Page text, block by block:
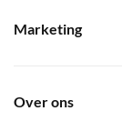
Marketing
Over ons